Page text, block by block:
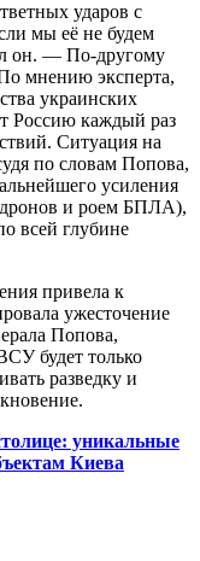
ударов с
мы её не будем
он. — По-другому
мнению эксперта,
украинских
каждый раз
Ситуация на
по словам Попова,
усиления
и роем БПЛА),
всей глубине
привела к
ужесточение
Попова,
будет только
разведку и
уникальные
Киева